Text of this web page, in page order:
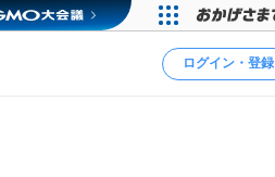
ログイン・登録